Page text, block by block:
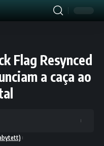
Flag Resynced
a caça ao